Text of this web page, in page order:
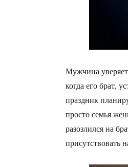
Мужчина
когда его брат,
праздник
просто семья
разозлился на
присутствовать